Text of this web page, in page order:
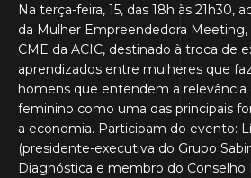
Na terça-feira, 15, das 18h às 21h30,
da Mulher Empreendedora Meeting,
CME da ACIC, destinado à troca de
aprendizados entre mulheres que
homens que entendem a
feminino como uma das principais
a economia. Participam do evento:
(presidente-executiva do Grupo
Diagnóstica e membro do Conselho